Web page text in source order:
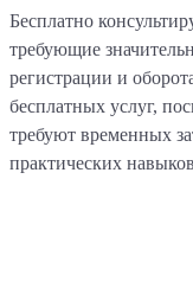
Бесплатно
требующие
регистрации и
бесплатных услуг,
требуют временных
практических